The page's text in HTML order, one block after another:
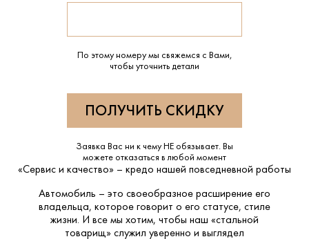
По этому номеру мы свяжемся с Вами,
чтобы уточнить детали
Заявка Вас ни к чему НЕ обязывает. Вы
можете отказаться в любой момент
«Сервис и качество» – кредо нашей повседневной работы
Автомобиль – это своеобразное расширение его
владельца, которое говорит о его статусе, стиле
жизни. И все мы хотим, чтобы наш «стальной
товарищ» служил уверенно и выглядел